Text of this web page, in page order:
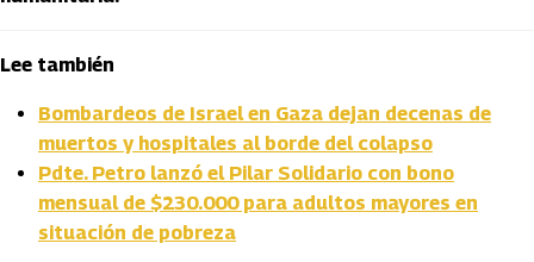
Lee también
Bombardeos de Israel en Gaza dejan decenas de
muertos y hospitales al borde del colapso
Pdte. Petro lanzó el Pilar Solidario con bono
mensual de $230.000 para adultos mayores en
situación de pobreza